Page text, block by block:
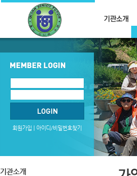
회원가입 아이디/비밀번호찾기
?